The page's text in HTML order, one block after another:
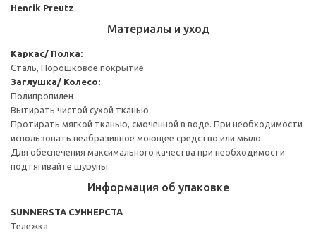
Henrik Preutz
Материалы и уход
Каркас/ Полка:
Сталь, Порошковое покрытие
Заглушка/ Колесо:
Полипропилен
Вытирать чистой сухой тканью.
Протирать мягкой тканью, смоченной в воде. При необходимости
использовать неабразивное моющее средство или мыло.
Для обеспечения максимального качества при необходимости
подтягивайте шурупы.
Информация об упаковке
SUNNERSTA СУННЕРСТА
Тележка